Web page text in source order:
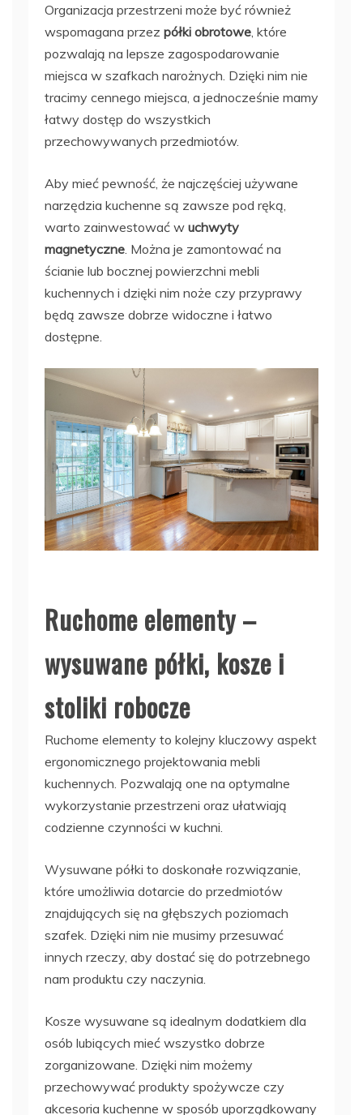
Organizacja przestrzeni może być również
wspomagana przez półki obrotowe , które
pozwalają na lepsze zagospodarowanie
miejsca w szafkach narożnych. Dzięki nim nie
tracimy cennego miejsca, a jednocześnie mamy
łatwy dostęp do wszystkich
przechowywanych przedmiotów.
Aby mieć pewność, że najczęściej używane
narzędzia kuchenne są zawsze pod ręką,
warto zainwestować w uchwyty
magnetyczne . Można je zamontować na
ścianie lub bocznej powierzchni mebli
kuchennych i dzięki nim noże czy przyprawy
będą zawsze dobrze widoczne i łatwo
dostępne.
Ruchome elementy –
wysuwane półki, kosze i
stoliki robocze
Ruchome elementy to kolejny kluczowy aspekt
ergonomicznego projektowania mebli
kuchennych. Pozwalają one na optymalne
wykorzystanie przestrzeni oraz ułatwiają
codzienne czynności w kuchni.
Wysuwane półki to doskonałe rozwiązanie,
które umożliwia dotarcie do przedmiotów
znajdujących się na głębszych poziomach
szafek. Dzięki nim nie musimy przesuwać
innych rzeczy, aby dostać się do potrzebnego
nam produktu czy naczynia.
Kosze wysuwane są idealnym dodatkiem dla
osób lubiących mieć wszystko dobrze
zorganizowane. Dzięki nim możemy
przechowywać produkty spożywcze czy
akcesoria kuchenne w sposób uporządkowany